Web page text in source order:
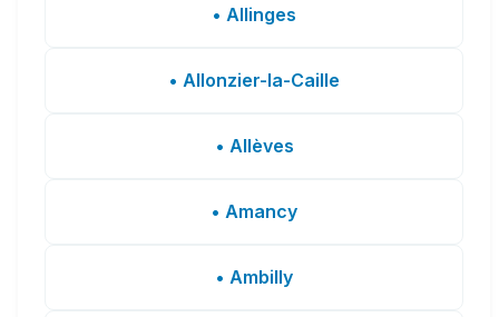
• Allinges
• Allonzier-la-Caille
• Allèves
• Amancy
• Ambilly